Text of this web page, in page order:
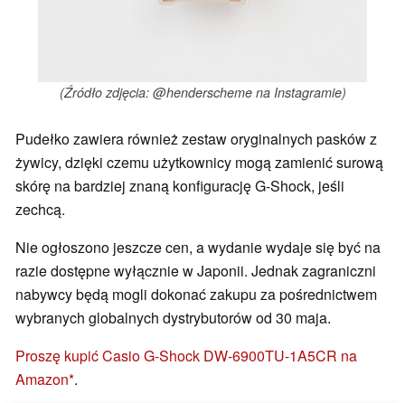
(Źródło zdjęcia: @henderscheme na Instagramie)
Pudełko zawiera również zestaw oryginalnych pasków z
żywicy, dzięki czemu użytkownicy mogą zamienić surową
skórę na bardziej znaną konfigurację G-Shock, jeśli
zechcą.
Nie ogłoszono jeszcze cen, a wydanie wydaje się być na
razie dostępne wyłącznie w Japonii. Jednak zagraniczni
nabywcy będą mogli dokonać zakupu za pośrednictwem
wybranych globalnych dystrybutorów od 30 maja.
Proszę kupić Casio G-Shock DW-6900TU-1A5CR na
Amazon .